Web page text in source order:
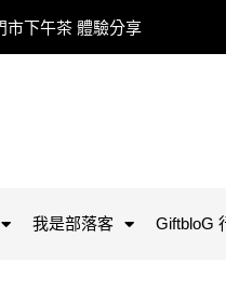
市下午茶 體驗分享
我是部落客 GiftbloG